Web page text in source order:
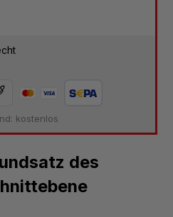
kostenlos
des